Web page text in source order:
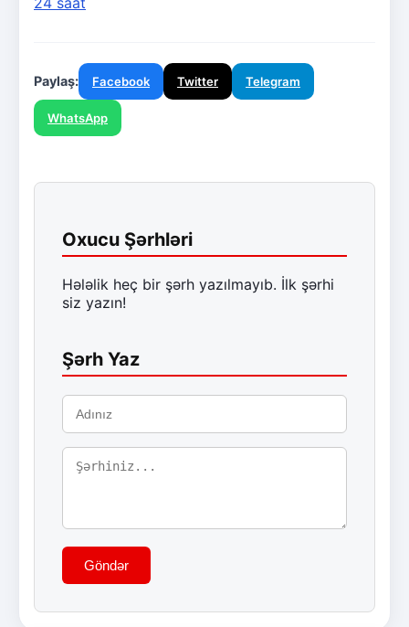
Paylaş: Facebook Twitter Telegram
WhatsApp
Oxucu Şərhləri
Hələlik heç bir şərh yazılmayıb. İlk şərhi
siz yazın!
Şərh Yaz
Göndər